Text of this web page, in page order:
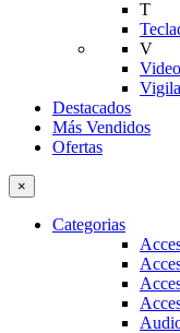
T
V
Destacados
Más Vendidos
Ofertas
×
Categorias